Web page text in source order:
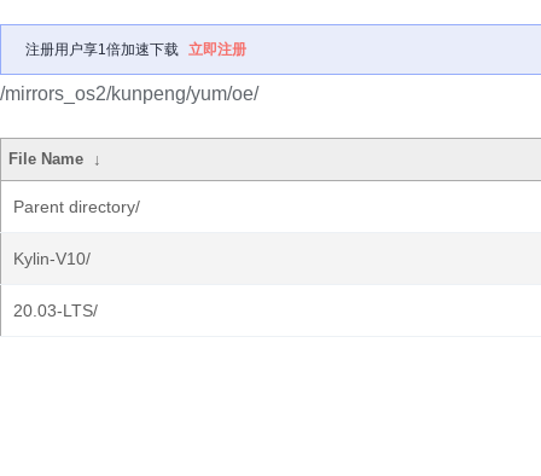
注册用户享1倍加速下载 立即注册
/mirrors_os2/kunpeng/yum/oe/
File Name ↓
Parent directory/
Kylin-V10/
20.03-LTS/